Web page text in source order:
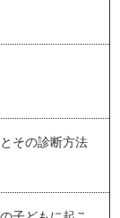
その診断方法